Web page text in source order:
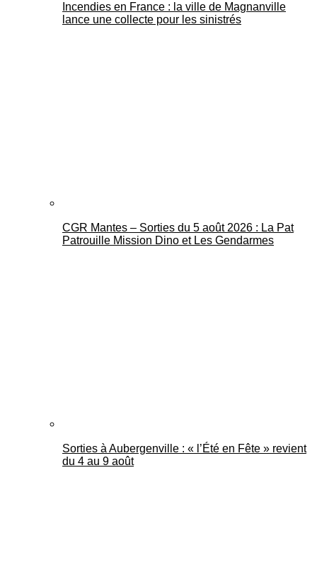
Mantes Actu
Incendies en France : la ville de Magnanville
lance une collecte pour les sinistrés
CGR Mantes – Sorties du 5 août 2026 : La Pat
Patrouille Mission Dino et Les Gendarmes
Sorties à Aubergenville : « l’Été en Fête » revient
du 4 au 9 août